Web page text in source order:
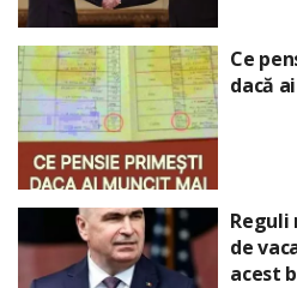
Ce
dacă
Reguli
de
acest